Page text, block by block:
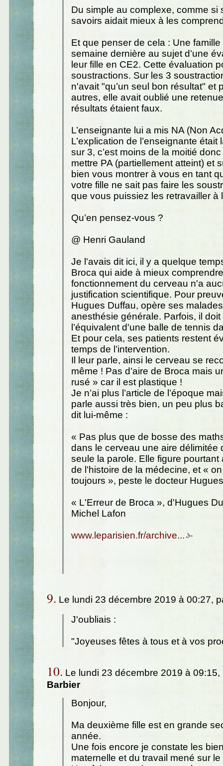
Du simple au complexe, comme si
savoirs aidait mieux à les
Et que penser de cela : Une famille
semaine dernière au sujet d’une
leur fille en CE2. Cette évaluation
soustractions. Sur les 3
n'avait "qu’un seul bon résultat" et
autres, elle avait oublié une
résultats étaient faux.
L’enseignante lui a mis NA (Non
L’explication de l’enseignante était
sur 3, c’est moins de la moitié
mettre PA (partiellement atteint) et
bien vous montrer à vous en tant
votre fille ne sait pas faire les
que vous puissiez les retravailler
Qu’en pensez-vous ?
@ Henri Gauland
Je l'avais dit ici, il y a quelque
Broca qui aide à mieux
fonctionnement du cerveau n'a
justification scientifique. Pour
Hugues Duffau, opère ses
anesthésie générale. Parfois, il
l’équivalent d'une balle de tennis
Et pour cela, ses patients restent
temps de l’intervention.
Il leur parle, ainsi le cerveau se
même ! Pas d’aire de Broca mais
rusé » car il est plastique !
Je n’ai plus l’article de l’époque
parle aussi très bien, un peu plus
dit lui-même :
« Pas plus que de bosse des
dans le cerveau une aire délimitée
seule la parole. Elle figure pourtant
de l'histoire de la médecine, et «
toujours », peste le docteur
« L'Erreur de Broca », d'Hugues
Michel Lafon
www.leparisien.fr/archive...
9. Le lundi 23 décembre 2019 à 00:27,
J'oubliais :
"Joyeuses fêtes à tous et à vos
10. Le lundi 23 décembre 2019 à
Barbier
Bonjour,
Ma deuxième fille est en grande
année.
Une fois encore je constate les
maternelle et du travail mené sur